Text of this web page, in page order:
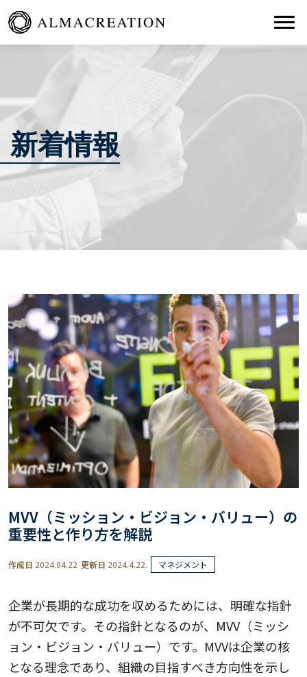
新着情報
MVV（ミッション・ビジョン・バリュー）の
重要性と作り方を解説
作成日 2024.04.22 更新日 2024.4.22. マネジメント
企業が長期的な成功を収めるためには、明確な指針
が不可欠です。その指針となるのが、MVV（ミッシ
ョン・ビジョン・バリュー）です。MVVは企業の核
となる理念であり、組織の目指すべき方向性を示し